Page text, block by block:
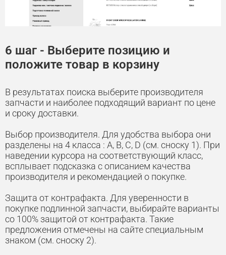
6 шаг - Выберите позицию и
положите товар в корзину
В результатах поиска выберите производителя
запчасти и наиболее подходящий вариант по цене
и сроку доставки.
Выбор производителя. Для удобства выбора они
разделены на 4 класса : A, B, C, D (см. сноску 1). При
наведении курсора на соответствующий класс,
всплывает подсказка с описанием качества
производителя и рекомендацией о покупке.
Защита от контрафакта. Для уверенности в
покупке подлинной запчасти, выбирайте варианты
со 100% защитой от контрафакта. Такие
предложения отмечены на сайте специальным
знаком (см. сноску 2).